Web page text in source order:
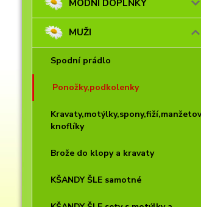
MÓDNÍ DOPLŃKY
MUŽI
Spodní prádlo
Ponožky,podkolenky
knoflíky
Brože do klopy a kravaty
KŠANDY ŠLE samotné